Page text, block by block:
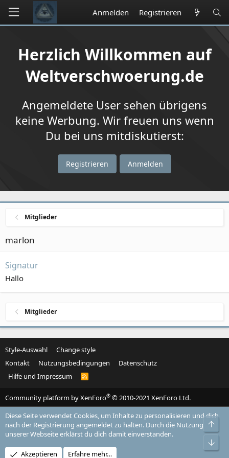
Anmelden Registrieren
Herzlich Willkommen auf
Weltverschwoerung.de
Angemeldete User sehen übrigens
keine Werbung. Wir freuen uns wenn
Du bei uns mitdiskutierst:
Registrieren Anmelden
Mitglieder
marlon
Signatur
Hallo
Mitglieder
Style-Auswahl
Change style
Kontakt
Nutzungsbedingungen
Datenschutz
Hilfe und Impressum
R
Community platform by XenForo® © 2010-2021 XenForo Ltd.
Diese Seite verwendet Cookies, um Inhalte zu personalisieren und dich
nach der Registrierung angemeldet zu halten. Durch die Nutzung
unserer Webseite erklärst du dich damit einverstanden.
Akzeptieren Erfahre mehr…